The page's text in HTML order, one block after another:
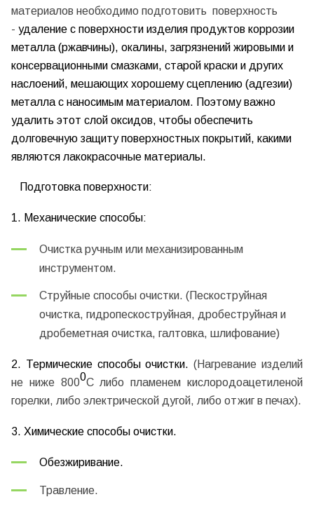
материалов необходимо подготовить поверхность
- удаление с поверхности изделия продуктов коррозии
металла (ржавчины), окалины, загрязнений жировыми и
консервационными смазками, старой краски и других
наслоений, мешающих хорошему сцеплению (адгезии)
металла с наносимым материалом. Поэтому важно
удалить этот слой оксидов, чтобы обеспечить
долговечную защиту поверхностных покрытий, какими
являются лакокрасочные материалы.
Подготовка поверхности:
1. Механические способы:
Очистка ручным или механизированным
инструментом.
Струйные способы очистки. (Пескоструйная
очистка, гидропескоструйная, дробеструйная и
дробеметная очистка, галтовка, шлифование)
2. Термические способы очистки. (Нагревание изделий
не ниже 8000С либо пламенем кислородоацетиленой
горелки, либо электрической дугой, либо отжиг в печах).
3. Химические способы очистки.
Обезжиривание.
Травление.